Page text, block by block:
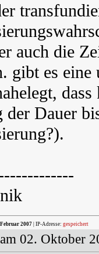
auch die
gibt es eine
der Dauer
Februar 2007| IP-Adresse: gespeichert
02. Oktober